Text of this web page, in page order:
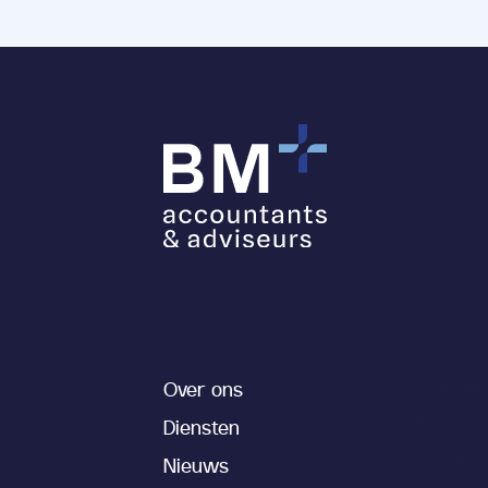
Over ons
Diensten
Nieuws